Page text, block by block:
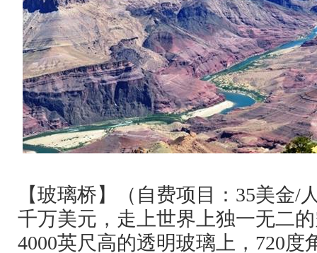
【玻璃桥】（自费项目： 35美金/
千万美元，走上世界上独一无二
4000英尺高的透明玻璃上， 720度